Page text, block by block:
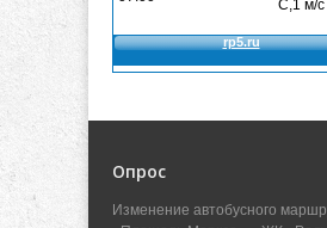
Опрос
Изменение автобусного